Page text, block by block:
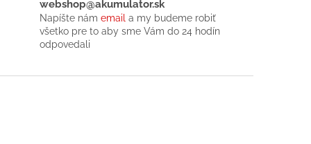
webshop@akumulator.sk
Napíšte námemail a my budeme robiť
všetko pre to aby sme Vám do 24 hodín
odpovedali